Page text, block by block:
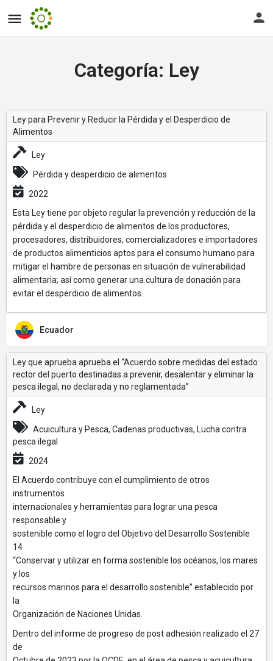
Categoría: Ley
Ley para Prevenir y Reducir la Pérdida y el Desperdicio de
Alimentos
Ley
Pérdida y desperdicio de alimentos
2022
Esta Ley tiene por objeto regular la prevención y reducción de la
pérdida y el desperdicio de alimentos de los productores,
procesadores, distribuidores, comercializadores e importadores
de productos alimenticios aptos para el consumo humano para
mitigar el hambre de personas en situación de vulnerabilidad
alimentaria; así como generar una cultura de donación para
evitar el desperdicio de alimentos.
Ecuador
Ley que aprueba aprueba el “Acuerdo sobre medidas del estado
rector del puerto destinadas a prevenir, desalentar y eliminar la
pesca ilegal, no declarada y no reglamentada”
Ley
Acuicultura y Pesca, Cadenas productivas, Lucha contra
pesca ilegal
2024
El Acuerdo contribuye con el cumplimiento de otros
instrumentos
internacionales y herramientas para lograr una pesca
responsable y
sostenible como el logro del Objetivo del Desarrollo Sostenible
14
“Conservar y utilizar en forma sostenible los océanos, los mares
y los
recursos marinos para el desarrollo sostenible” establecido por
la
Organización de Naciones Unidas.
Dentro del informe de progreso de post adhesión realizado el 27
de